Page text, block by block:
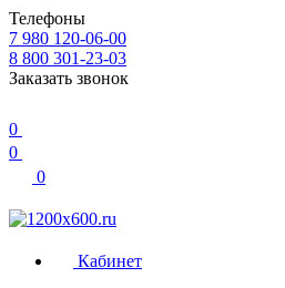
Телефоны
7 980 120-06-00
8 800 301-23-03
Заказать звонок
0
0
0
Кабинет